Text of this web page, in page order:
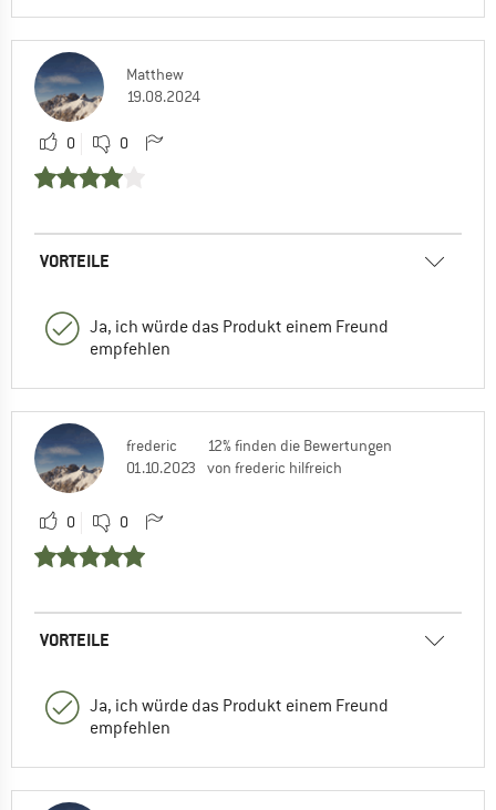
Matthew
19.08.2024
0 0
VORTEILE
Ja, ich würde das Produkt einem Freund
empfehlen
frederic
01.10.2023
12% finden die Bewertungen
von frederic hilfreich
0 0
VORTEILE
Ja, ich würde das Produkt einem Freund
empfehlen